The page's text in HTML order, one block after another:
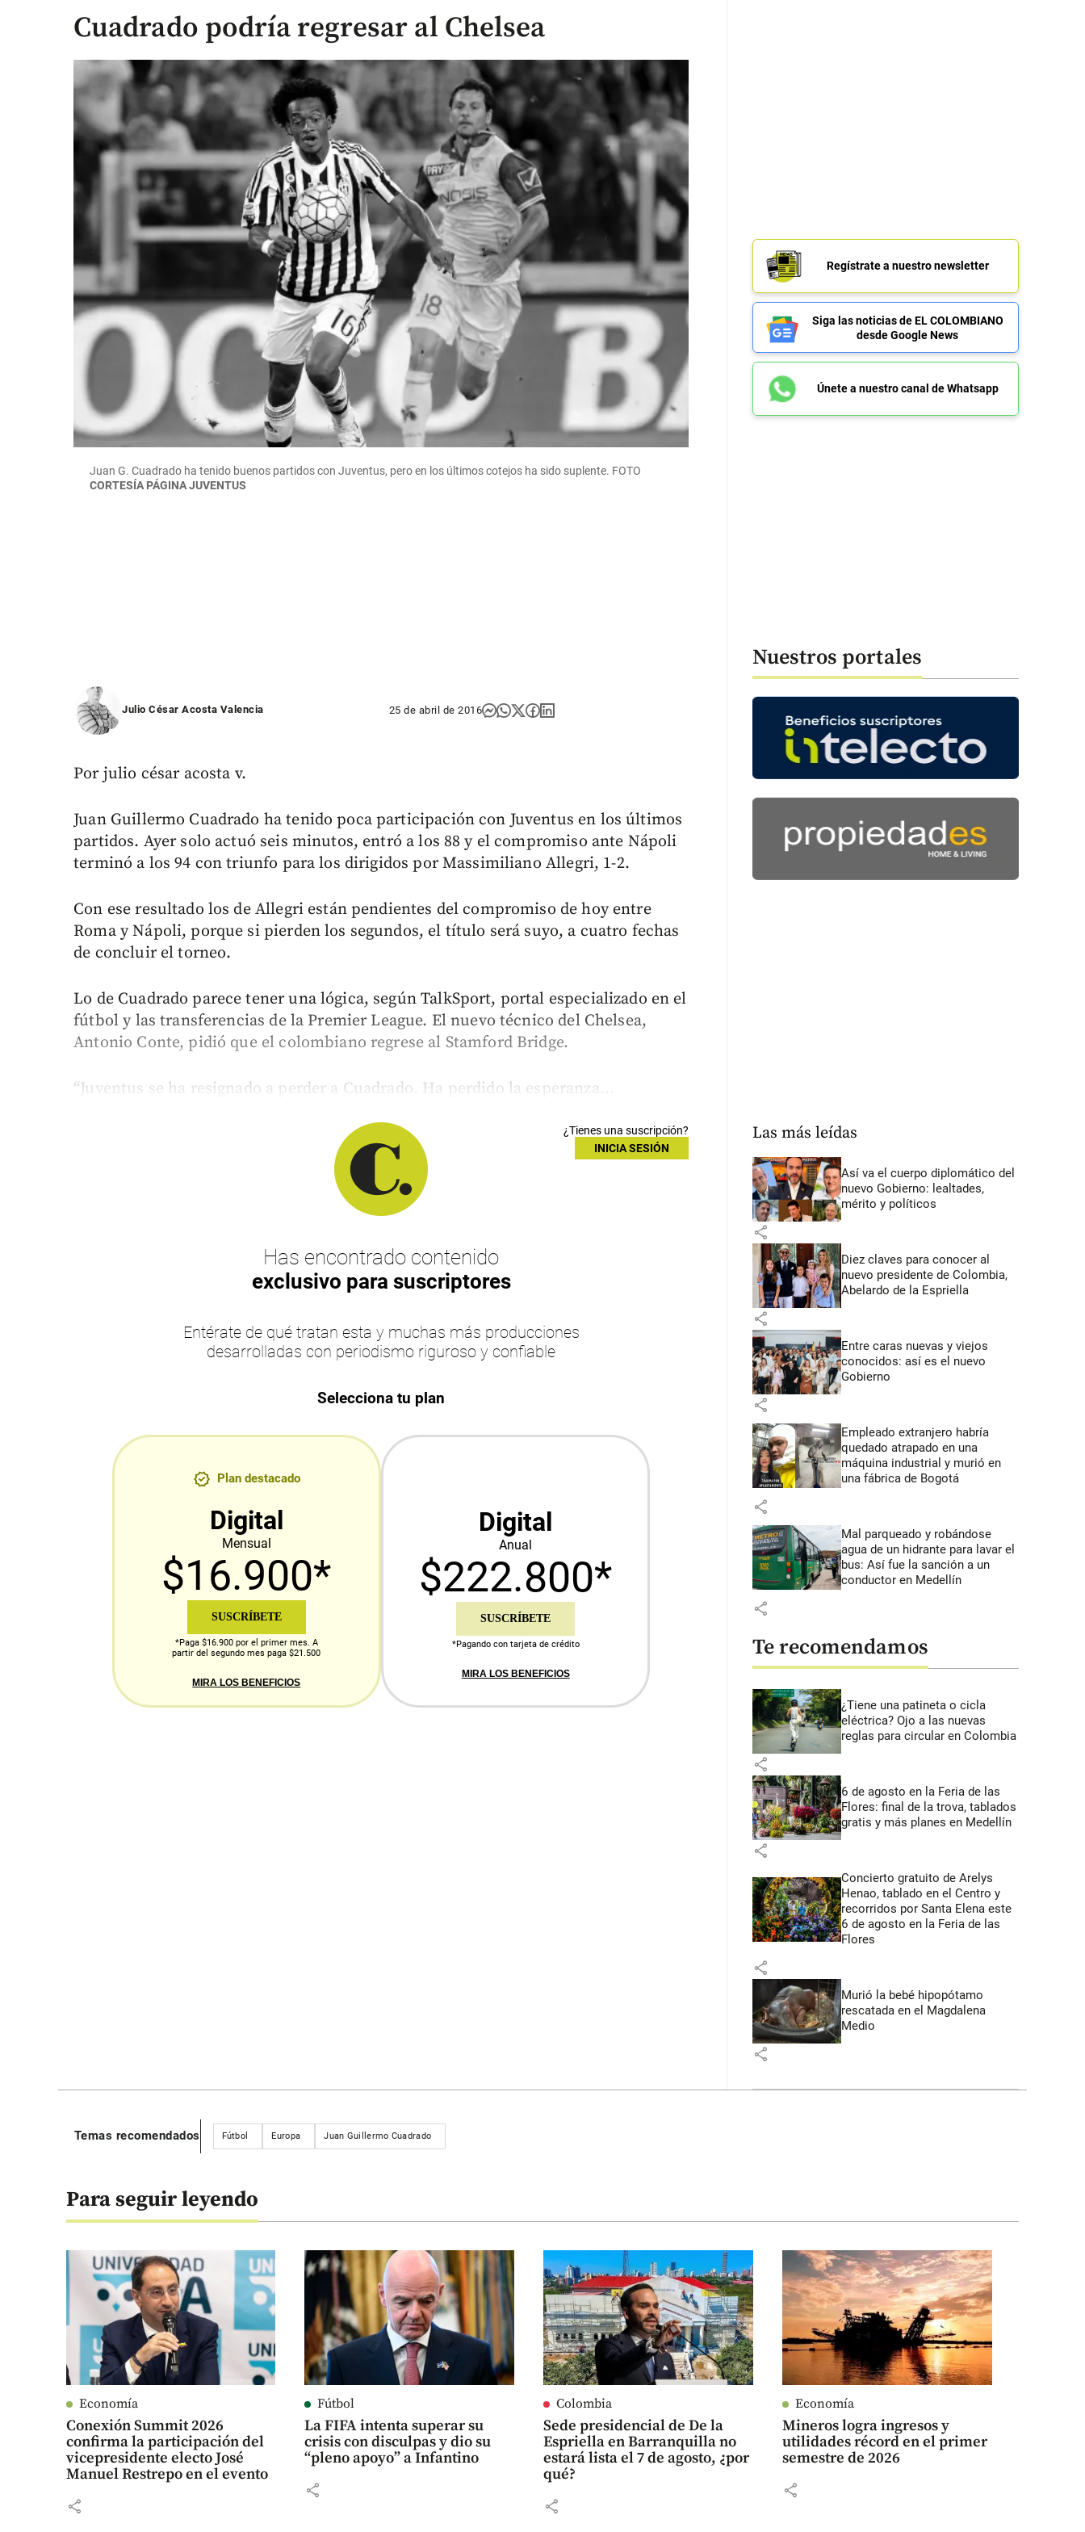
Cuadrado podría regresar al Chelsea
Juan G. Cuadrado ha tenido buenos partidos con Juventus, pero en los últimos cotejos ha sido suplente. FOTO
CORTESÍA PÁGINA JUVENTUS
Julio César Acosta Valencia 25 de abril de 2016
Por julio césar acosta v.
Juan Guillermo Cuadrado ha tenido poca participación con Juventus en los últimos
partidos. Ayer solo actuó seis minutos, entró a los 88 y el compromiso ante Nápoli
terminó a los 94 con triunfo para los dirigidos por Massimiliano Allegri, 1-2.
Con ese resultado los de Allegri están pendientes del compromiso de hoy entre
Roma y Nápoli, porque si pierden los segundos, el título será suyo, a cuatro fechas
de concluir el torneo.
Lo de Cuadrado parece tener una lógica, según TalkSport, portal especializado en el
fútbol y las transferencias de la Premier League. El nuevo técnico del Chelsea,
Antonio Conte, pidió que el colombiano regrese al Stamford Bridge.
“Juventus se ha resignado a perder a Cuadrado. Ha perdido la esperanza...
¿Tienes una suscripción?
INICIA SESIÓN
Has encontrado contenido
exclusivo para suscriptores
Entérate de qué tratan esta y muchas más producciones
desarrolladas con periodismo riguroso y confiable
Selecciona tu plan
Plan destacado
Digital
Mensual
$16.900*
SUSCRÍBETE
*Paga $16.900 por el primer mes. A
partir del segundo mes paga $21.500
MIRA LOS BENEFICIOS
Digital
Anual
$222.800*
SUSCRÍBETE
*Pagando con tarjeta de crédito
MIRA LOS BENEFICIOS
Regístrate a nuestro newsletter
Siga las noticias de EL COLOMBIANO
desde Google News
Únete a nuestro canal de Whatsapp
Nuestros portales
Las más leídas
Así va el cuerpo diplomático del
nuevo Gobierno: lealtades,
mérito y políticos
share
Diez claves para conocer al
nuevo presidente de Colombia,
Abelardo de la Espriella
share
Entre caras nuevas y viejos
conocidos: así es el nuevo
Gobierno
share
Empleado extranjero habría
quedado atrapado en una
máquina industrial y murió en
una fábrica de Bogotá
share
Mal parqueado y robándose
agua de un hidrante para lavar el
bus: Así fue la sanción a un
conductor en Medellín
share
Te recomendamos
¿Tiene una patineta o cicla
eléctrica? Ojo a las nuevas
reglas para circular en Colombia
share
6 de agosto en la Feria de las
Flores: final de la trova, tablados
gratis y más planes en Medellín
share
Concierto gratuito de Arelys
Henao, tablado en el Centro y
recorridos por Santa Elena este
6 de agosto en la Feria de las
Flores
share
Murió la bebé hipopótamo
rescatada en el Magdalena
Medio
share
Temas recomendados Fútbol Europa Juan Guillermo Cuadrado
Para seguir leyendo
Economía
Conexión Summit 2026
confirma la participación del
vicepresidente electo José
Manuel Restrepo en el evento
share
Fútbol
La FIFA intenta superar su
crisis con disculpas y dio su
“pleno apoyo” a Infantino
share
Colombia
Sede presidencial de De la
Espriella en Barranquilla no
estará lista el 7 de agosto, ¿por
qué?
share
Economía
Mineros logra ingresos y
utilidades récord en el primer
semestre de 2026
share